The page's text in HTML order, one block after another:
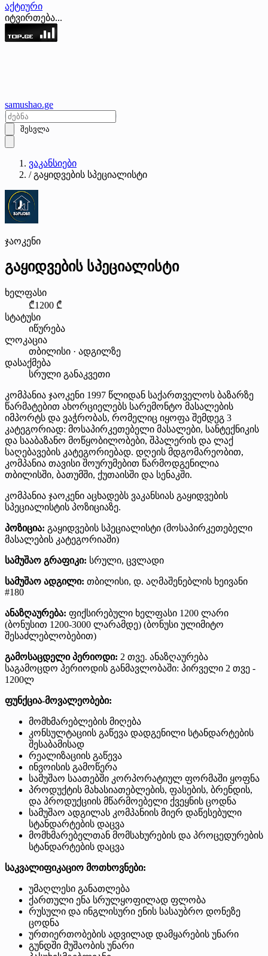
აქტიური
იტვირთება...
samushao.ge
შესვლა
ვაკანსიები
/ გაყიდვების სპეციალისტი
ჯაოკენი
გაყიდვების სპეციალისტი
ხელფასი
₾1200 ₾
სტატუსი
იწურება
ლოკაცია
თბილისი · ადგილზე
დასაქმება
სრული განაკვეთი
კომპანია ჯაოკენი 1997 წლიდან საქართველოს ბაზარზე
წარმატებით ახორციელებს სარემონტო მასალების
იმპორტს და ვაჭრობას, რომელიც იყოფა შემდეგ 3
კატეგორიად: მოსაპირკეთებელი მასალები, სანტექნიკის
და სააბაზანო მოწყობილობები, შპალერის და ლაქ
საღებავების კატეგორიებად. დღეის მდგომარეობით,
კომპანია თავისი შოურუმებით წარმოდგენილია
თბილისში, ბათუმში, ქუთაისში და სენაკში.
კომპანია ჯაოკენი აცხადებს ვაკანსიას გაყიდვების
სპეციალისტის პოზიციაზე.
პოზიცია: გაყიდვების სპეციალისტი (მოსაპირკეთებელი
მასალების კატეგორიაში)
სამუშაო გრაფიკი: სრული, ცვლადი
სამუშაო ადგილი: თბილისი, დ. აღმაშენებლის ხეივანი
#180
ანაზღაურება: ფიქსირებული ხელფასი 1200 ლარი
(ბონუსით 1200-3000 ლარამდე) (ბონუსი ულიმიტო
შესაძლებლობებით)
გამოსაცდელი პერიოდი: 2 თვე. ანაზღაურება
საგამოცდო პერიოდის განმავლობაში: პირველი 2 თვე -
1200ლ
ფუნქცია-მოვალეობები:
მომხმარებლების მიღება
კონსულტაციის გაწევა დადგენილი სტანდარტების
შესაბამისად
რეალიზაციის გაწევა
ინვოისის გამოწერა
სამუშაო საათებში კორპორატიულ ფორმაში ყოფნა
პროდუქტის მახასიათებლების, ფასების, ბრენდის,
და პროდუქციის მწარმოებელი ქვეყნის ცოდნა
სამუშაო ადგილას კომპანიის მიერ დაწესებული
სტანდარტების დაცვა
მომხმარებელთან მომსახურების და პროცედურების
სტანდარტების დაცვა
საკვალიფიკაციო მოთხოვნები:
უმაღლესი განათლება
ქართული ენა სრულყოფილად ფლობა
რუსული და ინგლისური ენის სასაუბრო დონეზე
ცოდნა
ურთიერთობების ადვილად დამყარების უნარი
გუნდში მუშაობის უნარი